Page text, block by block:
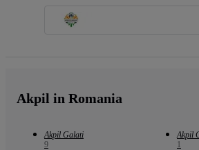
Akpil in Romania
Akpil Galati
9
Akpil
1